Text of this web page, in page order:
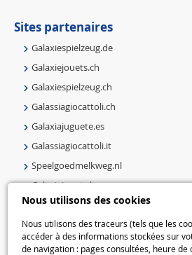
Nous utilisons des cookies
Nous utilisons des traceurs (tels que les
accéder à des informations stockées sur
de navigation : pages consultées, heure de
Sites partenaires
Galaxiespielzeug.de
Galaxiejouets.ch
Galaxiespielzeug.ch
Galassiagiocattoli.ch
Galaxiajuguete.es
Galassiagiocattoli.it
Speelgoedmelkweg.nl
Galaxiejouets.be
Galaxiespielzeug.be
Speelgoedmelkweg.be
Macway.com